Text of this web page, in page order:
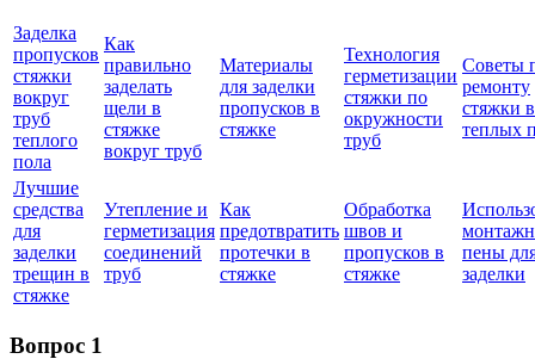
Заделка
пропусков
стяжки
вокруг
труб
теплого
пола
Как
правильно
заделать
щели в
стяжке
вокруг труб
Материалы
для заделки
пропусков в
стяжке
Технология
герметизации
стяжки по
окружности
труб
Советы
ремонту
стяжки
теплых
Лучшие
средства
для
заделки
трещин в
стяжке
Утепление и
герметизация
соединений
труб
Как
предотвратить
протечки в
стяжке
Обработка
швов и
пропусков в
стяжке
пены
заделки
Вопрос 1